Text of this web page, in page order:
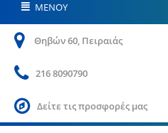
ΜΕΝΟΥ
Θηβών 60, Πειραιάς
216 8090790
Δείτε τις προσφορές μας